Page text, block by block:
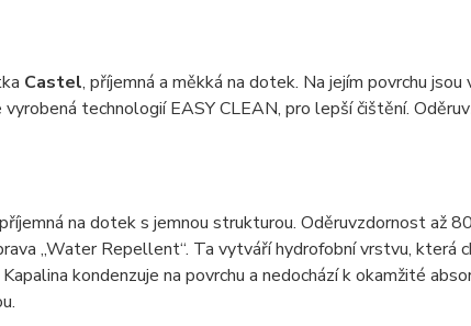
Castel, příjemná a měkká na dotek. Na jejím povrchu
technologií EASY CLEAN, pro lepší čištění.
na dotek s jemnou strukturou. Oděruvzdornost až
„Water Repellent“. Ta vytváří hydrofobní vrstvu, která
kondenzuje na povrchu a nedochází k okamžité